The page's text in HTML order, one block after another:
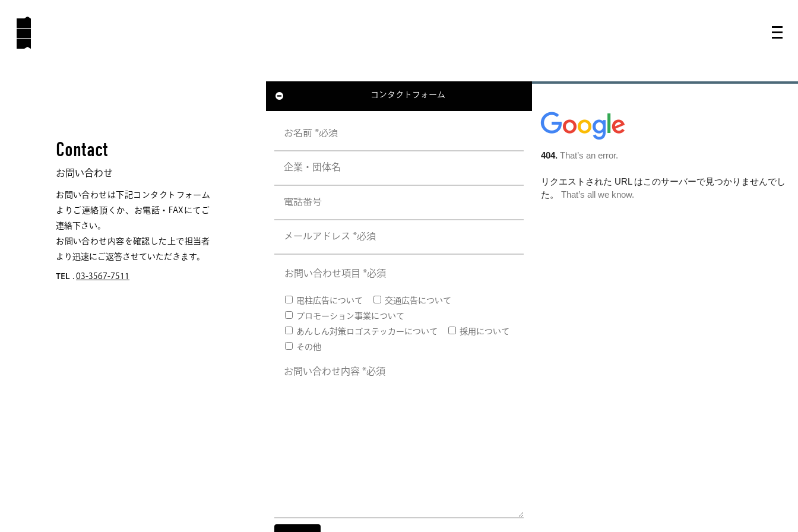
Contact
お問い合わせ
お問い合わせは下記コンタクトフォーム
よりご連絡頂くか、お電話・FAXにてご
連絡下さい。
お問い合わせ内容を確認した上で担当者
より迅速にご返答させていただきます。
TEL .03-3567-7511
コンタクトフォーム
お問い合わせ項目 *必須
電柱広告について
交通広告について
プロモーション事業について
あんしん対策ロゴステッカーについて
採用について
その他